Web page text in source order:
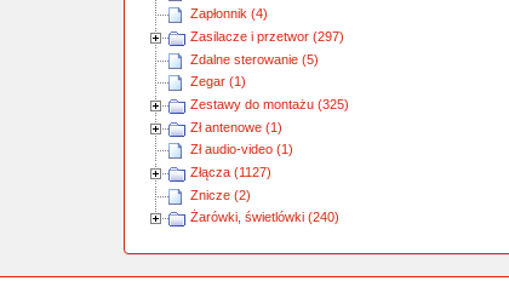
Zapłonnik (4)
Zasilacze i przetwor (297)
Zdalne sterowanie (5)
Zegar (1)
Zestawy do montażu (325)
Zł antenowe (1)
Zł audio-video (1)
Złącza (1127)
Znicze (2)
Żarówki, świetlówki (240)